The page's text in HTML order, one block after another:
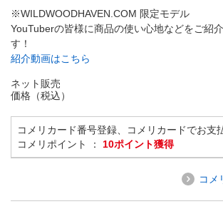
※WILDWOODHAVEN.COM 限定モデル
YouTuberの皆様に商品の使い心地などをご紹
す！
紹介動画はこちら
ネット販売
価格（税込）
コメリカード番号登録、コメリカードでお支
コメリポイント ： 10ポイント獲得
コメ